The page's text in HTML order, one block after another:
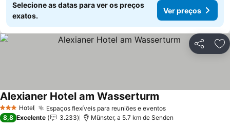
Selecione as datas para ver os preços
exatos.
Ver preços
Partilhar
3 EstrelasHotel Espaços flexíveis para reuniões e eventos
Alexianer Hotel am Wasserturm
8,8 Excelente 3.233 Münster, a 5.7 km de Senden